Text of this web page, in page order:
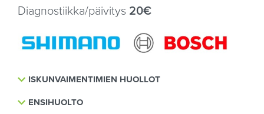
Diagnostiikka/päivitys 20€
ISKUNVAIMENTIMIEN HUOLLOT
ENSIHUOLTO